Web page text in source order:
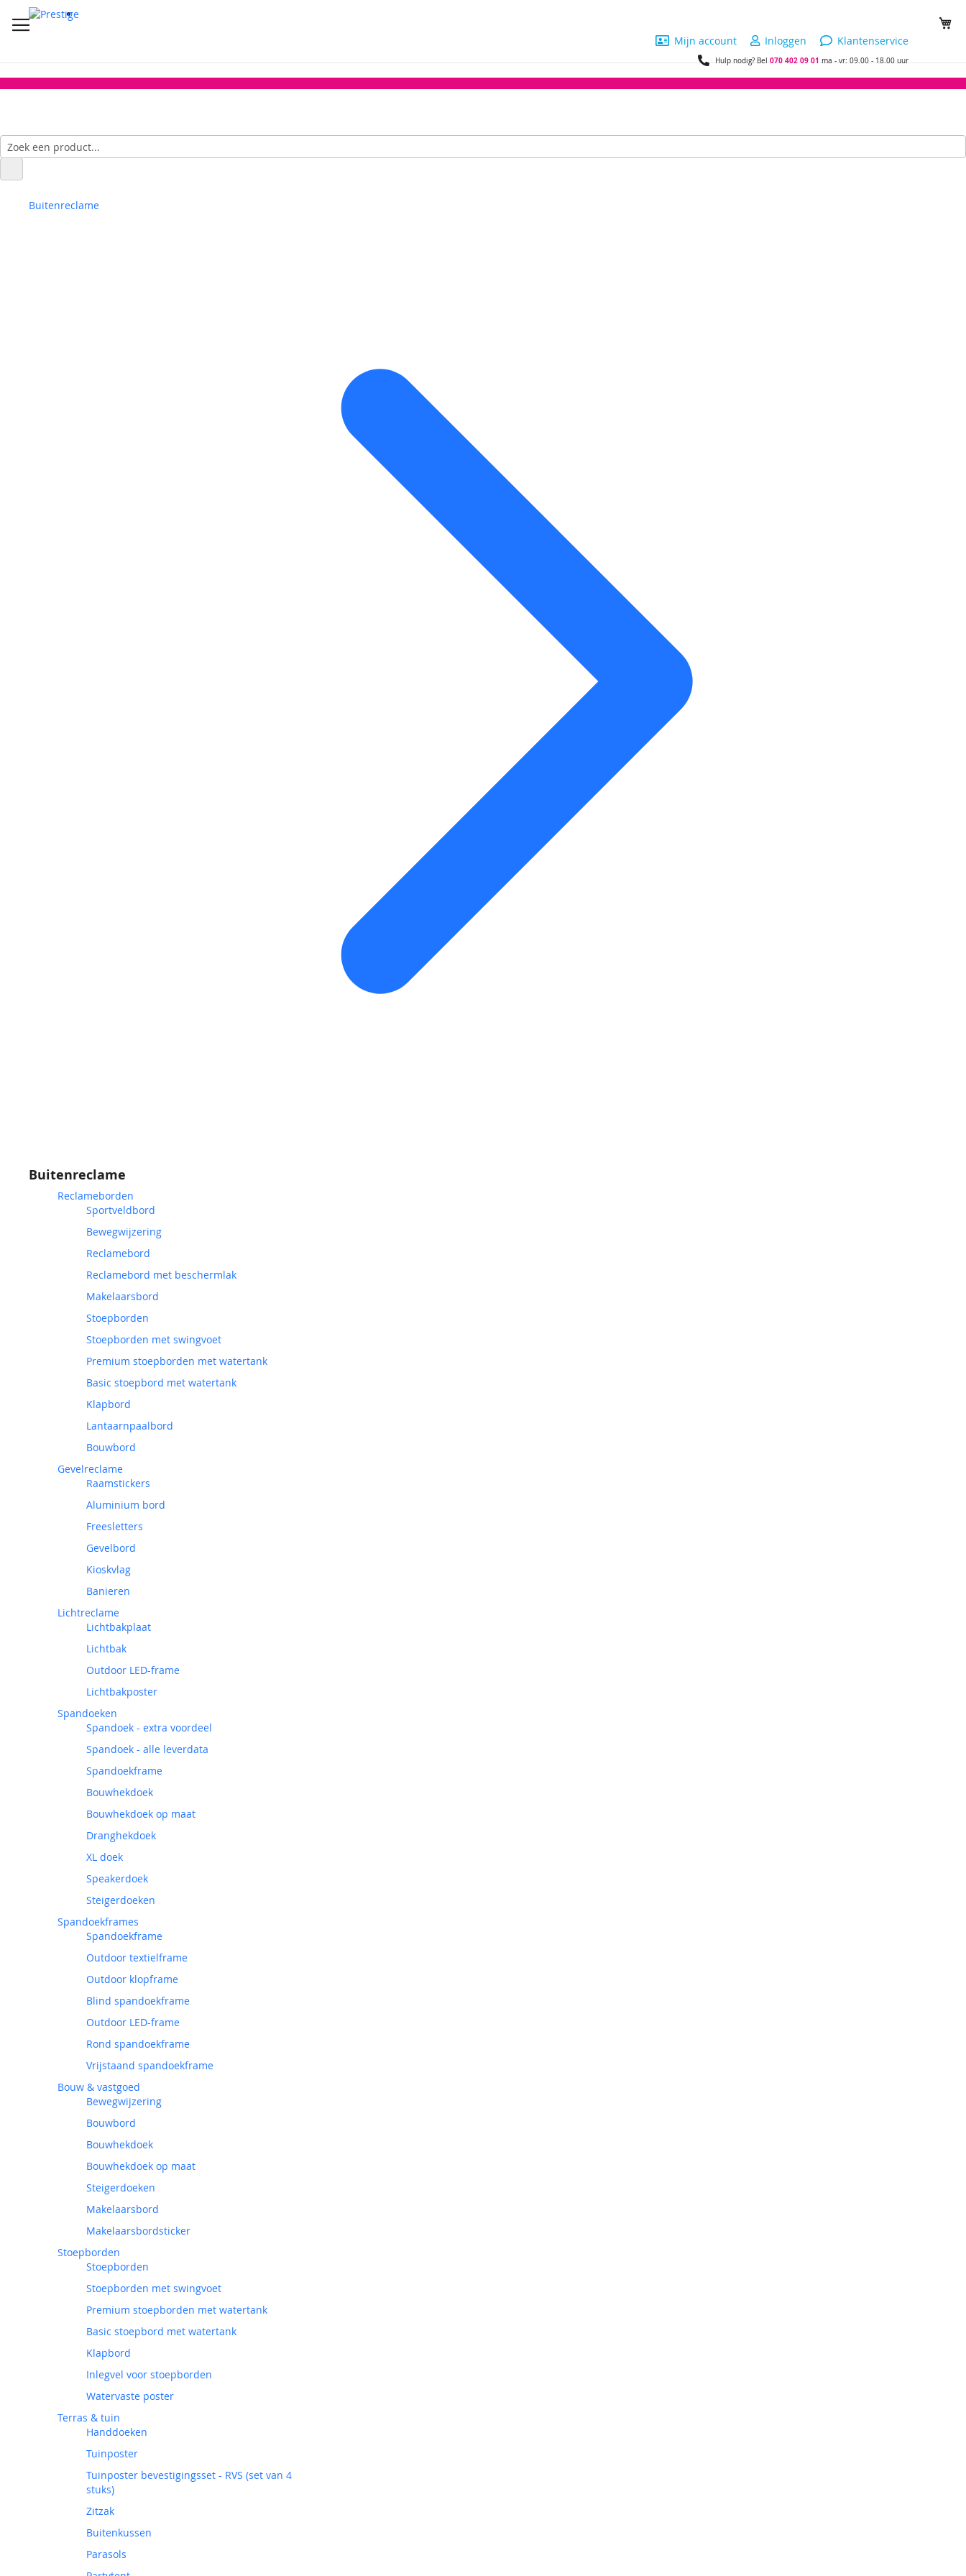
Mijn account
Inloggen Klantenservice
Hulp nodig? Bel070 402 09 01ma - vr: 09.00 - 18.00 uur
Buitenreclame
Buitenreclame
Reclameborden
Sportveldbord
Bewegwijzering
Reclamebord
Reclamebord met beschermlak
Makelaarsbord
Stoepborden
Stoepborden met swingvoet
Premium stoepborden met watertank
Basic stoepbord met watertank
Klapbord
Lantaarnpaalbord
Bouwbord
Gevelreclame
Raamstickers
Aluminium bord
Freesletters
Gevelbord
Kioskvlag
Banieren
Lichtreclame
Lichtbakplaat
Lichtbak
Outdoor LED-frame
Lichtbakposter
Spandoeken
Spandoek - extra voordeel
Spandoek - alle leverdata
Spandoekframe
Bouwhekdoek
Bouwhekdoek op maat
Dranghekdoek
XL doek
Speakerdoek
Steigerdoeken
Spandoekframes
Spandoekframe
Outdoor textielframe
Outdoor klopframe
Blind spandoekframe
Outdoor LED-frame
Rond spandoekframe
Vrijstaand spandoekframe
Bouw & vastgoed
Bewegwijzering
Bouwbord
Bouwhekdoek
Bouwhekdoek op maat
Steigerdoeken
Makelaarsbord
Makelaarsbordsticker
Stoepborden
Stoepborden
Stoepborden met swingvoet
Premium stoepborden met watertank
Basic stoepbord met watertank
Klapbord
Inlegvel voor stoepborden
Watervaste poster
Terras & tuin
Handdoeken
Tuinposter
Tuinposter bevestigingsset - RVS (set van 4
stuks)
Zitzak
Buitenkussen
Parasols